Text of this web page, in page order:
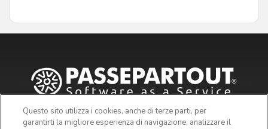
Questo sito utilizza i cookies, anche di terze parti, per
garantirti la migliore esperienza di navigazione, analizzare il